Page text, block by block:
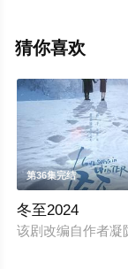
信息可移步至豆
。
猜你喜欢
第36集完结
冬至2024
该剧改编自作者凝